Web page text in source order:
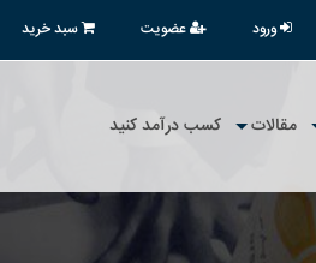
ورود عضویت سبد خرید
مقالات کسب درآمد کنید